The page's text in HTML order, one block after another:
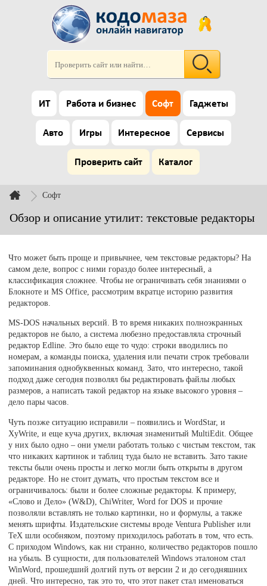
ИТ Работа и бизнес Софт Гаджеты
Авто Игры Интересное Сервисы
Проверить сайт Каталог
Софт
Обзор и описание утилит: текстовые редакторы
Что может быть проще и привычнее, чем текстовые редакторы? На
самом деле, вопрос с ними гораздо более интересный, а
классификация сложнее. Чтобы не ограничивать себя знаниями о
Блокноте и MS Office, рассмотрим вкратце историю развития
редакторов.
MS-DOS начальных версий. В то время никаких полноэкранных
редакторов не было, а система любезно предоставляла строчный
редактор Edline. Это было еще то чудо: строки вводились по
номерам, а команды поиска, удаления или печати строк требовали
запоминания однобуквенных команд. Зато, что интересно, такой
подход даже сегодня позволял бы редактировать файлы любых
размеров, а написать такой редактор на языке высокого уровня –
дело пары часов.
Чуть позже ситуацию исправили – появились и WordStar, и
XyWrite, и еще куча других, включая знаменитый MultiEdit. Общее
у них было одно – они умели работать только с чистым текстом, так
что никаких картинок и таблиц туда было не вставить. Зато такие
тексты были очень просты и легко могли быть открыты в другом
редакторе. Но не стоит думать, что простым текстом все и
ограничивалось: были и более сложные редакторы. К примеру,
«Слово и Дело» (W&D), ChiWriter, Word for DOS и прочие
позволяли вставлять не только картинки, но и формулы, а также
менять шрифты. Издательские системы вроде Ventura Publisher или
TeX шли особняком, поэтому приходилось работать в том, что есть.
С приходом Windows, как ни странно, количество редакторов пошло
на убыль. В сущности, для пользователей Windows эталоном стал
WinWord, прошедший долгий путь от версии 2 и до сегодняшних
дней. Что интересно, так это то, что этот пакет стал именоваться